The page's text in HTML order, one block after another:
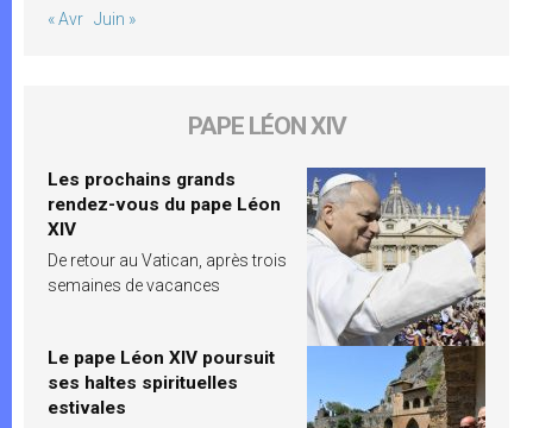
« Avr Juin »
PAPE LÉON XIV
Les prochains grands
rendez-vous du pape Léon
XIV
De retour au Vatican, après trois
semaines de vacances
Le pape Léon XIV poursuit
ses haltes spirituelles
estivales